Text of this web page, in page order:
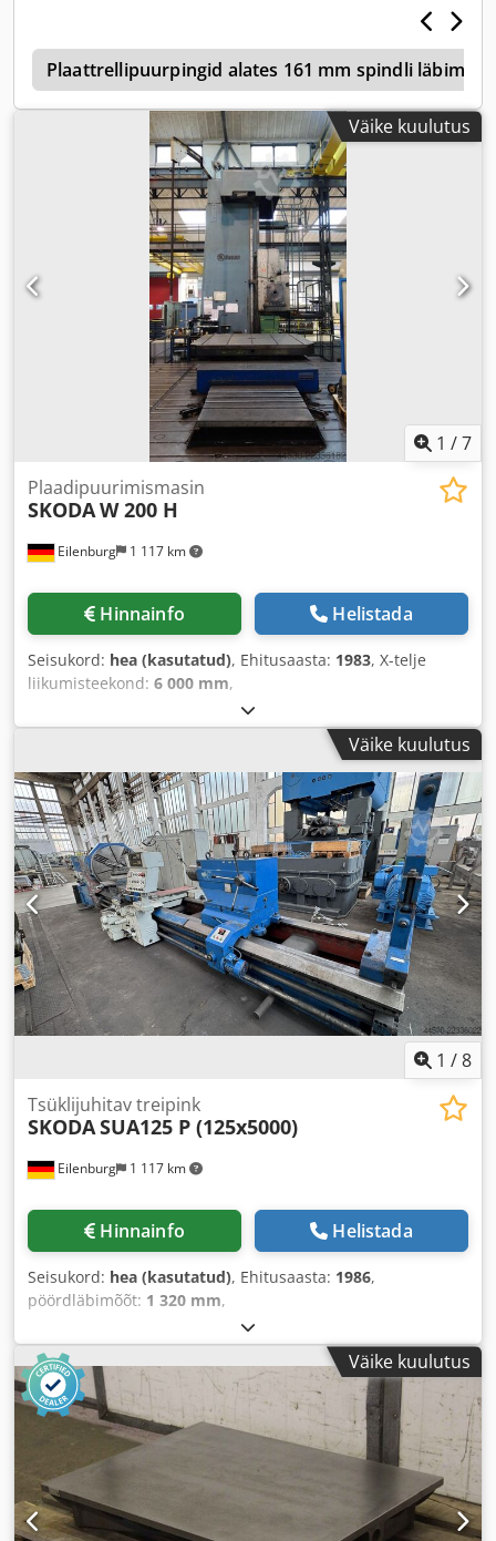
Plaattrellipuurpingid alates 161 mm spindli
Väike kuulutus
1 /7
Eilenburg 1 117 km
Plaadipuurimismasin
SKODAW 200 H
Hinnainfo Helistada
Seisukord: hea (kasutatud), Ehitusaasta: 1983, X-telje
liikumisteekond: 6 000 mm,
Väike kuulutus
1 /8
Eilenburg 1 117 km
Tsüklijuhitav treipink
SKODASUA125 P (125x5000)
Hinnainfo Helistada
Seisukord: hea (kasutatud), Ehitusaasta: 1986,
pöördläbimõõt: 1 320 mm,
Väike kuulutus